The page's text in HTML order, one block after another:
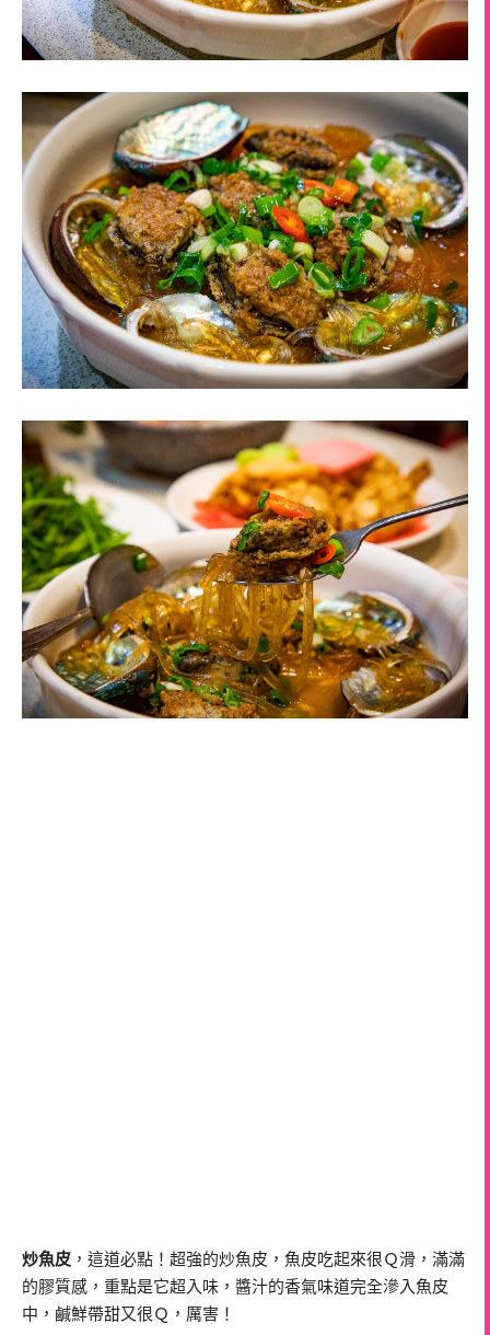
炒魚皮 ，這道必點！超強的炒魚皮，魚皮吃起來很Ｑ滑，滿滿
的膠質感，重點是它超入味，醬汁的香氣味道完全滲入魚皮
中，鹹鮮帶甜又很Ｑ，厲害！